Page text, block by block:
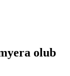
olub